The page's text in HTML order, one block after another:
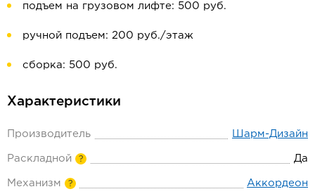
подъем на грузовом лифте: 500 руб.
ручной подъем: 200 руб./этаж
сборка: 500 руб.
Характеристики
Производитель Шарм-Дизайн
Раскладной ? Да
Механизм ? Аккордеон